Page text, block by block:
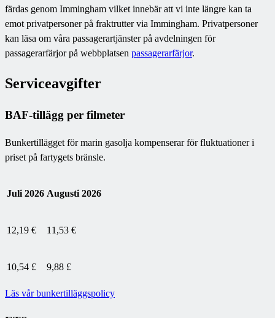
färdas genom Immingham vilket innebär att vi inte längre kan ta
emot privatpersoner på fraktrutter via Immingham. Privatpersoner
kan läsa om våra passagerartjänster på avdelningen för
passagerarfärjor på webbplatsen passagerarfärjor.
Serviceavgifter
BAF-tillägg per filmeter
Bunkertillägget för marin gasolja kompenserar för fluktuationer i
priset på fartygets bränsle.
Juli 2026 Augusti 2026
12,19 € 11,53 €
10,54 £ 9,88 £
Läs vår bunkertilläggspolicy